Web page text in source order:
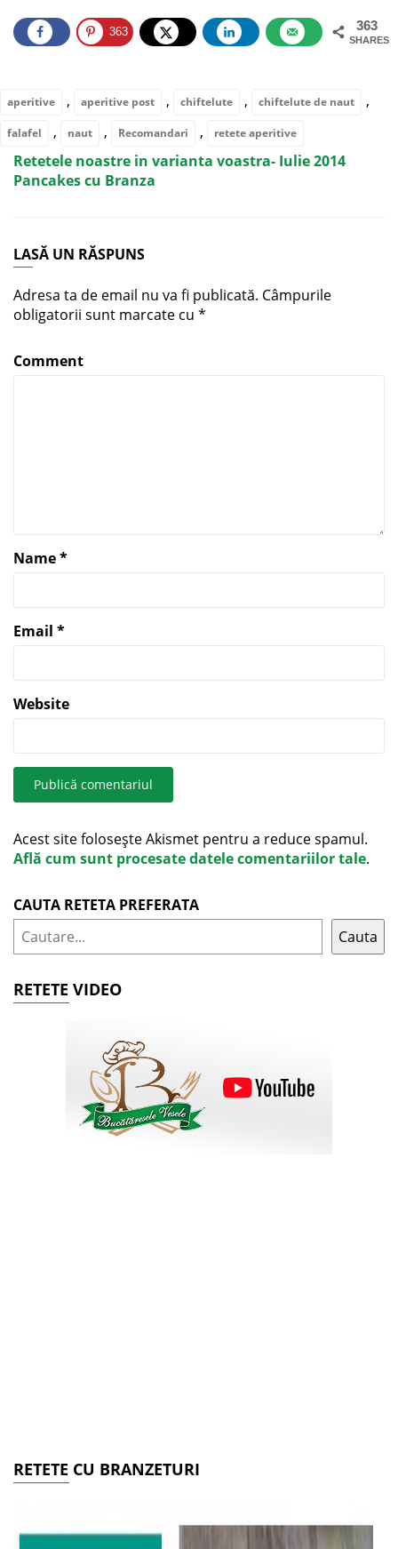
363
SHARES
363
aperitive , aperitive post , chiftelute , chiftelute de naut ,
falafel , naut , Recomandari , retete aperitive
Retetele noastre in varianta voastra- Iulie 2014
Pancakes cu Branza
LASĂ UN RĂSPUNS
Adresa ta de email nu va fi publicată. Câmpurile
obligatorii sunt marcate cu *
Comment
Name*
Email *
Website
Acest site folosește Akismet pentru a reduce spamul.
Află cum sunt procesate datele comentariilor tale.
CAUTA RETETA PREFERATA
Cauta
RETETE VIDEO
RETETE CU BRANZETURI